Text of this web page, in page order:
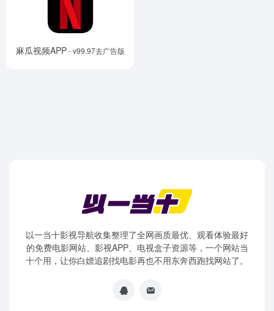
麻瓜视频APP- v99.97去广告版
以一当十影视导航收集整理了全网画质最优、观看体验最好
的免费电影网站、影视APP、电视盒子资源等，一个网站当
十个用，让你白嫖追剧找电影再也不用东奔西跑找网站了。